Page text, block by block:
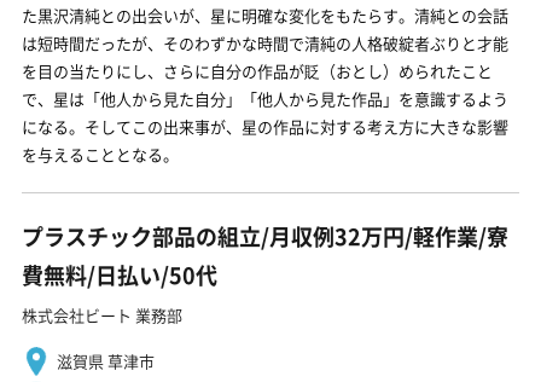
た黒沢清純との出会いが、星に明確な変化をもたらす。清純との会話
は短時間だったが、そのわずかな時間で清純の人格破綻者ぶりと才能
を目の当たりにし、さらに自分の作品が貶（おとし）められたこと
で、星は「他人から見た自分」「他人から見た作品」を意識するよう
になる。そしてこの出来事が、星の作品に対する考え方に大きな影響
を与えることとなる。
プラスチック部品の組立/月収例32万円/軽作業/寮
費無料/日払い/50代
株式会社ビート 業務部
滋賀県 草津市